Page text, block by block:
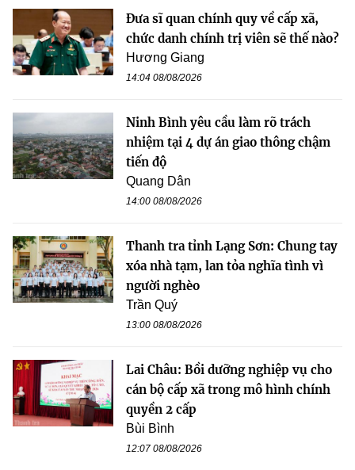
Đưa sĩ quan chính quy về cấp xã,
chức danh chính trị viên sẽ thế nào?
Hương Giang
14:04 08/08/2026
Ninh Bình yêu cầu làm rõ trách
nhiệm tại 4 dự án giao thông chậm
tiến độ
Quang Dân
14:00 08/08/2026
Thanh tra tỉnh Lạng Sơn: Chung tay
xóa nhà tạm, lan tỏa nghĩa tình vì
người nghèo
Trần Quý
13:00 08/08/2026
Lai Châu: Bồi dưỡng nghiệp vụ cho
cán bộ cấp xã trong mô hình chính
quyền 2 cấp
Bùi Bình
12:07 08/08/2026